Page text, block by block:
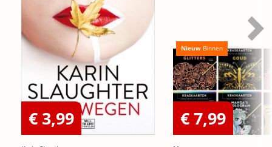
€ 3,99
Nieuw Binnen
€ 7,99